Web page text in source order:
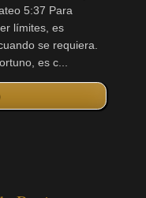
5:37 Para
límites, es
se requiera.
es c...